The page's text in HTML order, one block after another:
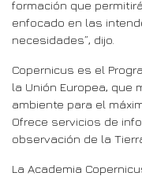
formación que
enfocado en las
necesidades”, dijo.
Copernicus es el
la Unión Europea, que
ambiente para el
Ofrece servicios de
observación de la
La Academia